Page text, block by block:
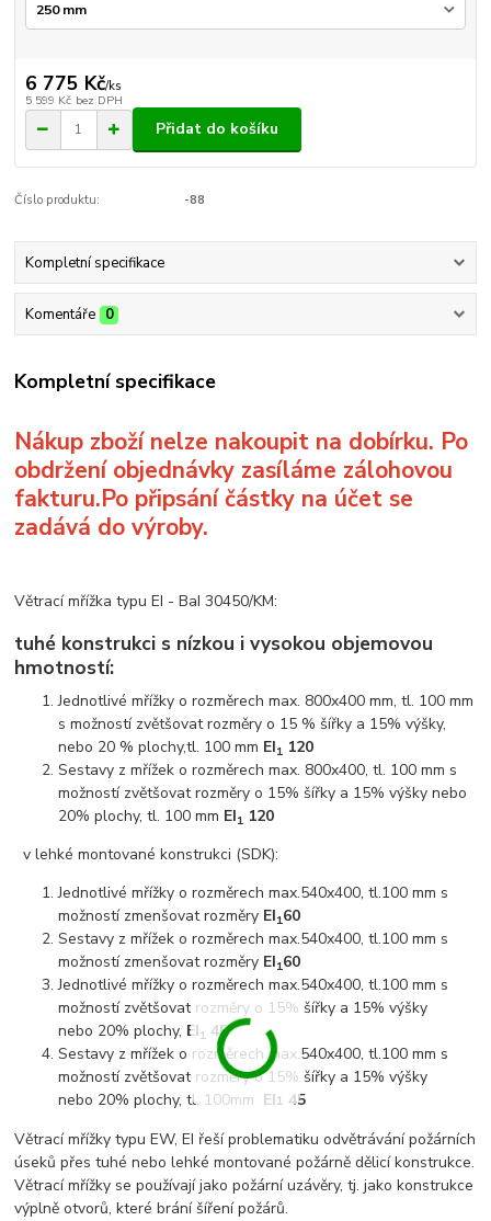
6 775 Kč/ks
5 599 Kč bez DPH
Přidat do košíku
Číslo produktu: -88
Kompletní specifikace
Komentáře 0
Kompletní specifikace
Nákup zboží nelze nakoupit na dobírku. Po
obdržení objednávky zasíláme zálohovou
fakturu.Po připsání částky na účet se
zadává do výroby.
Větrací mřížka typu EI - BaI 30450/KM:
tuhé konstrukci s nízkou i vysokou objemovou
hmotností:
Jednotlivé mřížky o rozměrech max. 800x400 mm, tl. 100 mm
s možností zvětšovat rozměry o 15 % šířky a 15% výšky,
nebo 20 % plochy,tl. 100 mm EI1 120
Sestavy z mřížek o rozměrech max. 800x400, tl. 100 mm s
možností zvětšovat rozměry o 15% šířky a 15% výšky nebo
20% plochy, tl. 100 mm EI1 120
v lehké montované konstrukci (SDK):
Jednotlivé mřížky o rozměrech max.540x400, tl.100 mm s
možností zmenšovat rozměry EI160
Sestavy z mřížek o rozměrech max.540x400, tl.100 mm s
možností zmenšovat rozměry EI160
Jednotlivé mřížky o rozměrech max.540x400, tl.100 mm s
možností zvětšovat rozměry o 15% šířky a 15% výšky
nebo 20% plochy, EI1 45
Sestavy z mřížek o rozměrech max.540x400, tl.100 mm s
možností zvětšovat rozměry o 15% šířky a 15% výšky
nebo 20% plochy, tl. 100mm EI1 45
Větrací mřížky typu EW, EI řeší problematiku odvětrávání požárních
úseků přes tuhé nebo lehké montované požárně dělicí konstrukce.
Větrací mřížky se používají jako požární uzávěry, tj. jako konstrukce
výplně otvorů, které brání šíření požárů.